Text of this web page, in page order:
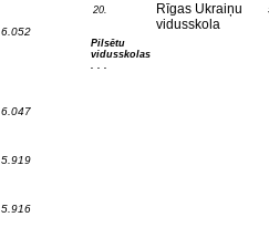
6.052
6.047
5.919
5.916
20.
Rīgas Ukraiņu
vidusskola
Pilsētu
vidusskolas
. . .